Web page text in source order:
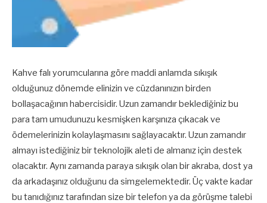
Kahve falı yorumcularına göre maddi anlamda sıkışık
olduğunuz dönemde elinizin ve cüzdanınızın birden
bollaşacağının habercisidir. Uzun zamandır beklediğiniz bu
para tam umudunuzu kesmişken karşınıza çıkacak ve
ödemelerinizin kolaylaşmasını sağlayacaktır. Uzun zamandır
almayı istediğiniz bir teknolojik aleti de almanız için destek
olacaktır. Aynı zamanda paraya sıkışık olan bir akraba, dost ya
da arkadaşınız olduğunu da simgelemektedir. Üç vakte kadar
bu tanıdığınız tarafından size bir telefon ya da görüşme talebi